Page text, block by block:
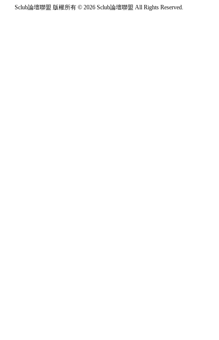
Sclub論壇聯盟 版權所有 © 2026 Sclub論壇聯盟 All Rights Reserved.